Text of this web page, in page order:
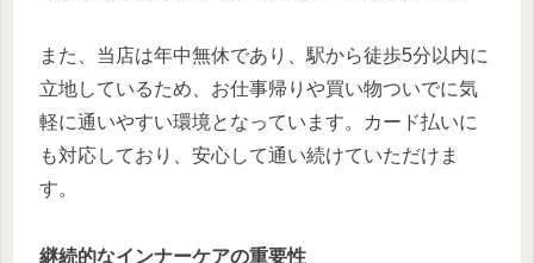
また、当店は年中無休であり、駅から徒歩5分以内に
立地しているため、お仕事帰りや買い物ついでに気
軽に通いやすい環境となっています。カード払いに
も対応しており、安心して通い続けていただけま
す。
継続的なインナーケアの重要性